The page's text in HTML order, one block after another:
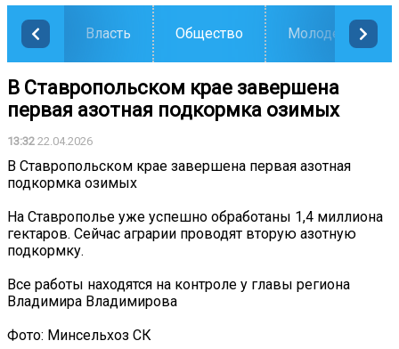
Власть Общество Молодежь
В Ставропольском крае завершена
первая азотная подкормка озимых
13:32 22.04.2026
В Ставропольском крае завершена первая азотная
подкормка озимых
На Ставрополье уже успешно обработаны 1,4 миллиона
гектаров. Сейчас аграрии проводят вторую азотную
подкормку.
Все работы находятся на контроле у главы региона
Владимира Владимирова
Фото: Минсельхоз СК